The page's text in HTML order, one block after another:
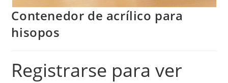
Contenedor de acrílico para
hisopos
Registrarse para ver